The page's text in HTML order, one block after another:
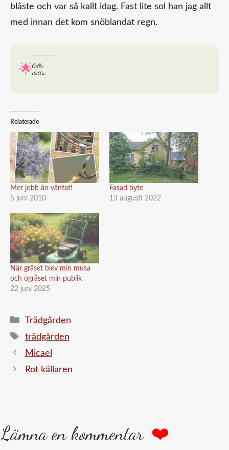
blåste och var så kallt idag. Fast lite sol han jag allt
med innan det kom snöblandat regn.
Gilla
detta:
Relaterade
Mer jobb än väntat!
5 juni 2010
Fasad byte
13 augusti 2022
När gräset blev min musa
och ogräset min publik
22 juni 2025
Kategorier
Trädgården
Etiketter
trädgården
Micael
Rot källaren
Lämna en kommentar